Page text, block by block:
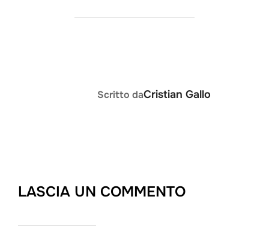
Scritto daCristian Gallo
LASCIA UN COMMENTO